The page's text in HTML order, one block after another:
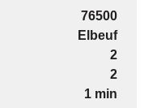
76500
Elbeuf
2
2
1 min